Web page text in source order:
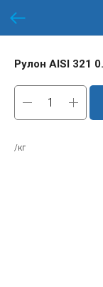
Рулон AISI 321
/кг